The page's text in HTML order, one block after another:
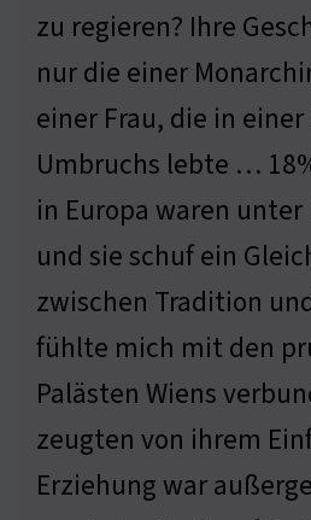
zu regieren? Ihre
nur die einer
einer Frau, die in
Umbruchs lebte …
in Europa waren
und sie schuf ein
zwischen Tradition
fühlte mich mit den
Palästen Wiens
zeugten von ihrem
Erziehung war